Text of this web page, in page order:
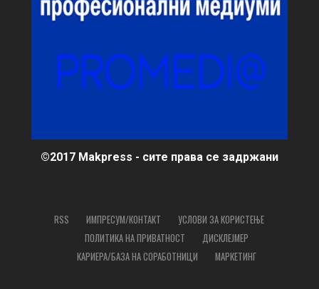
©2017 Makpress - сите права се задржани
RSS ИМПРЕСУМ/КОНТАКТ
УСЛОВИ ЗА КОРИСТЕЊЕ
ПОЛИТИКА НА ПРИВАТНОСТ
ДИСКЛЕЈМЕР
КАРИЕРА/БАЗА НА СОРАБОТНИЦИ
МАРКЕТИНГ